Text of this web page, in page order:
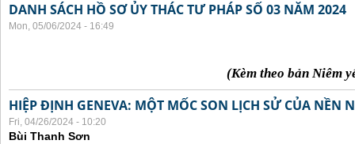
DANH SÁCH HỒ SƠ ỦY THÁC TƯ PHÁP SỐ 03 NĂM 2024
Mon, 05/06/2024 - 16:49
(Kèm theo bản Niêm
HIỆP ĐỊNH GENEVA: MỘT MỐC SON LỊCH SỬ CỦA NỀN
Fri, 04/26/2024 - 10:20
Bùi Thanh Sơn